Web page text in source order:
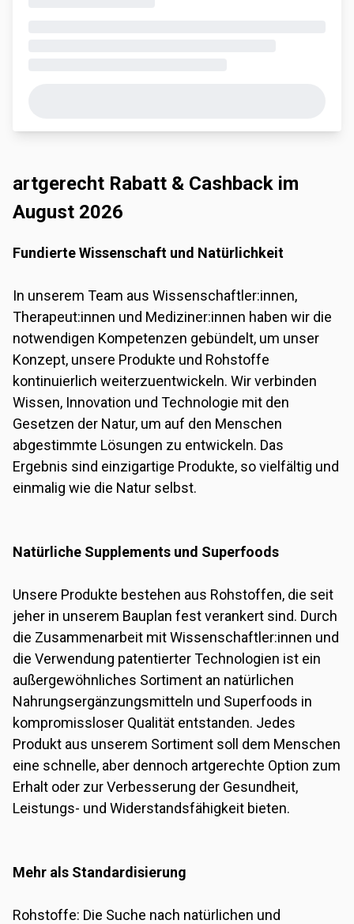
artgerecht Rabatt & Cashback im
August 2026
Fundierte Wissenschaft und Natürlichkeit
In unserem Team aus Wissenschaftler:innen,
Therapeut:innen und Mediziner:innen haben wir die
notwendigen Kompetenzen gebündelt, um unser
Konzept, unsere Produkte und Rohstoffe
kontinuierlich weiterzuentwickeln. Wir verbinden
Wissen, Innovation und Technologie mit den
Gesetzen der Natur, um auf den Menschen
abgestimmte Lösungen zu entwickeln. Das
Ergebnis sind einzigartige Produkte, so vielfältig und
einmalig wie die Natur selbst.
Natürliche Supplements und Superfoods
Unsere Produkte bestehen aus Rohstoffen, die seit
jeher in unserem Bauplan fest verankert sind. Durch
die Zusammenarbeit mit Wissenschaftler:innen und
die Verwendung patentierter Technologien ist ein
außergewöhnliches Sortiment an natürlichen
Nahrungsergänzungsmitteln und Superfoods in
kompromissloser Qualität entstanden. Jedes
Produkt aus unserem Sortiment soll dem Menschen
eine schnelle, aber dennoch artgerechte Option zum
Erhalt oder zur Verbesserung der Gesundheit,
Leistungs- und Widerstandsfähigkeit bieten.
Mehr als Standardisierung
Rohstoffe: Die Suche nach natürlichen und